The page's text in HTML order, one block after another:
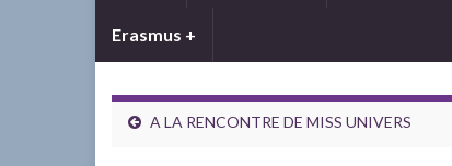
Erasmus +
A LA RENCONTRE DE MISS UNIVERS